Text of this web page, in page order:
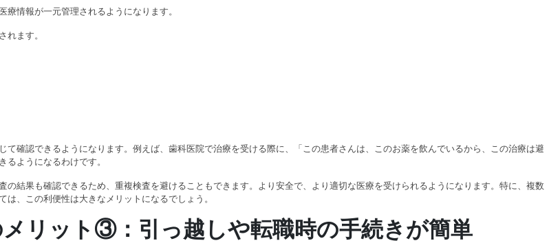
療情報が一元管理されるようになります。
れます。
て確認できるようになります。例えば、歯科医院で治療を受ける際に、「この患者さんは、このお薬を飲んでいるから、この治療は避
るようになるわけです。
の結果も確認できるため、重複検査を避けることもできます。より安全で、より適切な医療を受けられるようになります。特に、複数
、この利便性は大きなメリットになるでしょう。
リット③：引っ越しや転職時の手続きが簡単